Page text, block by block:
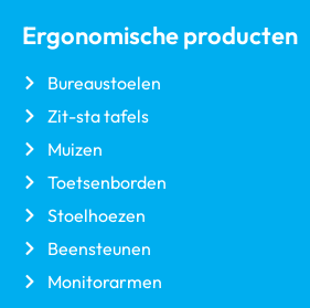
Ergonomische producten
Bureaustoelen
Zit-sta tafels
Muizen
Toetsenborden
Stoelhoezen
Beensteunen
Monitorarmen